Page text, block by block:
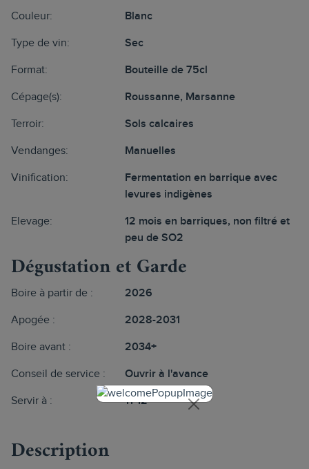
Couleur: Blanc
Type de vin: Sec
Format: Bouteille de 75cl
Cépage(s): Roussanne, Marsanne
Terroir: Sols calcaires
Vendanges: Manuelles
Vinification:
Fermentation en barrique avec
levures indigènes
Elevage:
12 mois en barriques, non filtré et
peu de SO2
Dégustation et Garde
Boire à partir de : 2026
Apogée : 2028-2031
Boire avant : 2034+
Conseil de service : Ouvrir à l'avance
Servir à : 11-12°
Description